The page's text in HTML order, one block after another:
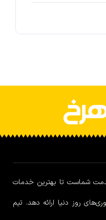
خدمت شماست تا بهترین خدمات
روز دنیا ارائه دهد. تیم